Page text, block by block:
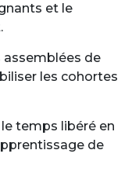
et le
assemblées de
les cohortes
temps libéré en
de